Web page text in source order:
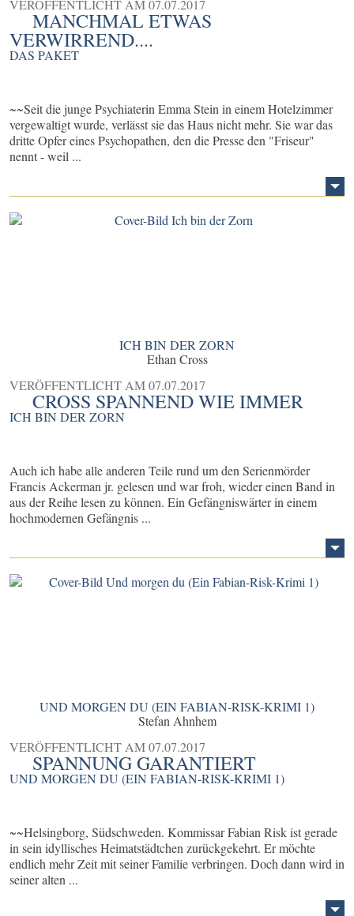
VERÖFFENTLICHT AM07.07.2017
MANCHMAL ETWAS
VERWIRREND....
DAS PAKET
~~Seit die junge Psychiaterin Emma Stein in einem Hotelzimmer
vergewaltigt wurde, verlässt sie das Haus nicht mehr. Sie war das
dritte Opfer eines Psychopathen, den die Presse den "Friseur"
nennt - weil ...
ICH BIN DER ZORN
Ethan Cross
VERÖFFENTLICHT AM07.07.2017
CROSS SPANNEND WIE IMMER
ICH BIN DER ZORN
Auch ich habe alle anderen Teile rund um den Serienmörder
Francis Ackerman jr. gelesen und war froh, wieder einen Band in
aus der Reihe lesen zu können. Ein Gefängniswärter in einem
hochmodernen Gefängnis ...
UND MORGEN DU (EIN FABIAN-RISK-KRIMI 1)
Stefan Ahnhem
VERÖFFENTLICHT AM07.07.2017
SPANNUNG GARANTIERT
UND MORGEN DU (EIN FABIAN-RISK-KRIMI 1)
~~Helsingborg, Südschweden. Kommissar Fabian Risk ist gerade
in sein idyllisches Heimatstädtchen zurückgekehrt. Er möchte
endlich mehr Zeit mit seiner Familie verbringen. Doch dann wird in
seiner alten ...